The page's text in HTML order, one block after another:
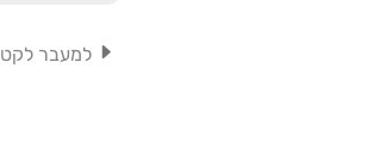
למעבר